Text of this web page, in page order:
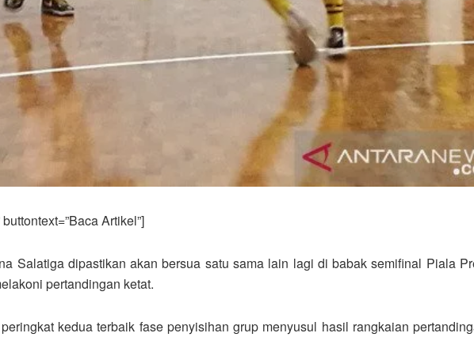
Artikel”]
Salatiga dipastikan akan bersua satu sama lain lagi di babak semifinal Piala
pertandingan ketat.
kedua terbaik fase penyisihan grup menyusul hasil rangkaian